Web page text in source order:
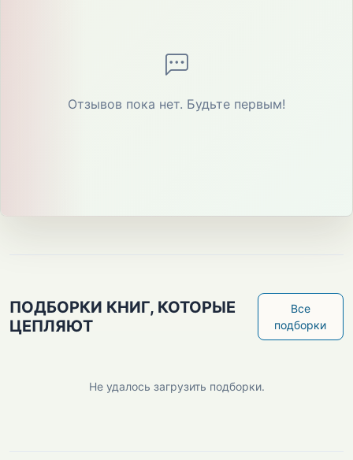
Отзывов пока нет. Будьте первым!
ПОДБОРКИ КНИГ, КОТОРЫЕ
ЦЕПЛЯЮТ
Все
подборки
Не удалось загрузить подборки.